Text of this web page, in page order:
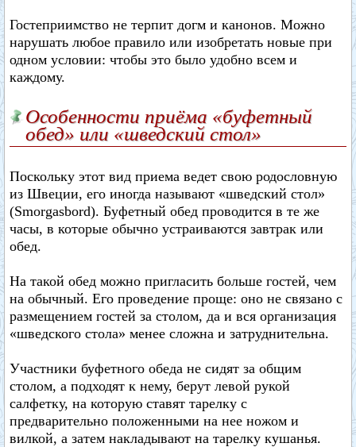
Гостеприимство не терпит догм и канонов. Можно
нарушать любое правило или изобретать новые при
одном условии: чтобы это было удобно всем и
каждому.
Особенности приёма «буфетный
обед» или «шведский стол»
Поскольку этот вид приема ведет свою родословную
из Швеции, его иногда называют «шведский стол»
(Smorgasbord). Буфетный обед проводится в те же
часы, в которые обычно устраиваются завтрак или
обед.
На такой обед можно пригласить больше гостей, чем
на обычный. Его проведение проще: оно не связано с
размещением гостей за столом, да и вся организация
«шведского стола» менее сложна и затруднительна.
Участники буфетного обеда не сидят за общим
столом, а подходят к нему, берут левой рукой
салфетку, на которую ставят тарелку с
предварительно положенными на нее ножом и
вилкой, а затем накладывают на тарелку кушанья.